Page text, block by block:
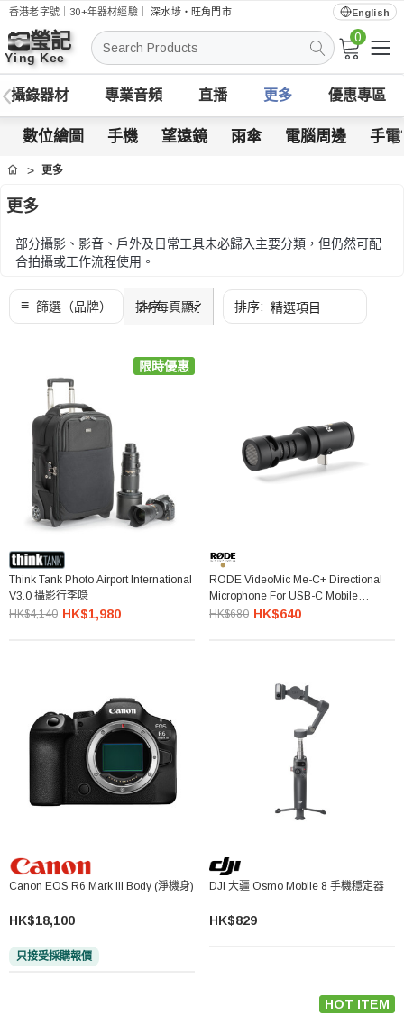
香港老字號｜30+年器材經驗｜深水埗・旺角門市 English
搜
索
0
攝錄器材 專業音頻 直播 更多 優惠專區
數位繪圖 手機 望遠鏡 雨傘 電腦周邊 手電
首頁 更多
更多
部分攝影、影音、戶外及日常工具未必歸入主要分類，但仍然可配
合拍攝或工作流程使用。
途、品牌、規格及現貨狀態尋找。
限時優惠
Think Tank Photo Airport International
V3.0 攝影行李喼
HK$4,140 HK$1,980
RODE VideoMic Me-C+ Directional
Microphone For USB-C Mobile
Devices 指向性手機麥克風
HK$680 HK$640
Canon EOS R6 Mark III Body (淨機身)
HK$18,100
只接受採購報價
DJI 大疆 Osmo Mobile 8 手機穩定器
HK$829
HOT ITEM